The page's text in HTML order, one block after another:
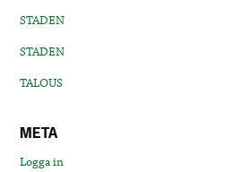
STADEN
STADEN
TALOUS
META
Logga in